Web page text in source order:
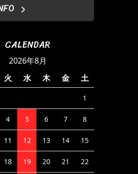
CALENDAR
2026年8月
火 水 木 金 土
1
4 5 6 7 8
11 12 13 14 15
18 19 20 21 22